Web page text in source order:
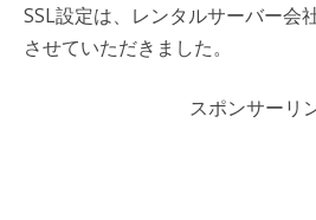
SSL設定は、レンタルサーバー会
させていただきました。
スポンサーリ